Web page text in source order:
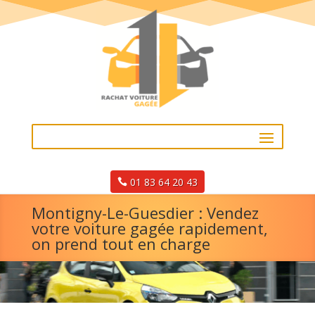
01 83 64 20 43
Montigny-Le-Guesdier : Vendez
votre voiture gagée rapidement,
on prend tout en charge